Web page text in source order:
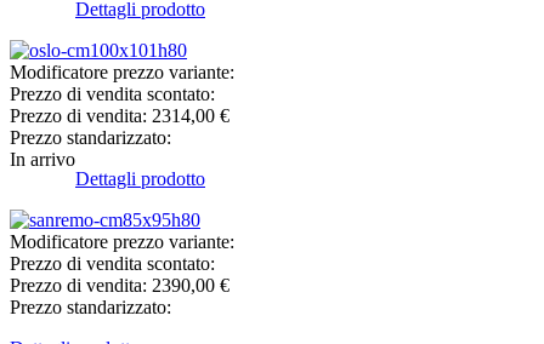
Dettagli prodotto
Modificatore prezzo variante:
Prezzo di vendita scontato:
Prezzo di vendita: 2314,00 €
Prezzo standarizzato:
In arrivo
Dettagli prodotto
Modificatore prezzo variante:
Prezzo di vendita scontato:
Prezzo di vendita: 2390,00 €
Prezzo standarizzato: